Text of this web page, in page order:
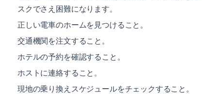
スクでさえ困難になります。
正しい電車のホームを見つけること。
交通機関を注文すること。
ホテルの予約を確認すること。
ホストに連絡すること。
現地の乗り換えスケジュールをチェックすること。